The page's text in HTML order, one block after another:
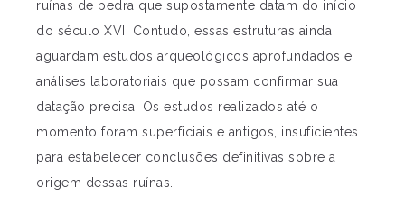
ruínas de pedra que supostamente datam do início
do século XVI. Contudo, essas estruturas ainda
aguardam estudos arqueológicos aprofundados e
análises laboratoriais que possam confirmar sua
datação precisa. Os estudos realizados até o
momento foram superficiais e antigos, insuficientes
para estabelecer conclusões definitivas sobre a
origem dessas ruínas.